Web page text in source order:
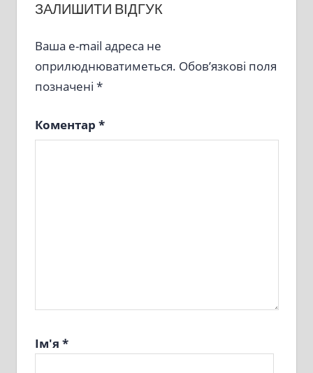
ЗАЛИШИТИ ВІДГУК
Ваша e-mail адреса не
оприлюднюватиметься. Обов’язкові поля
позначені *
Коментар *
Ім'я *